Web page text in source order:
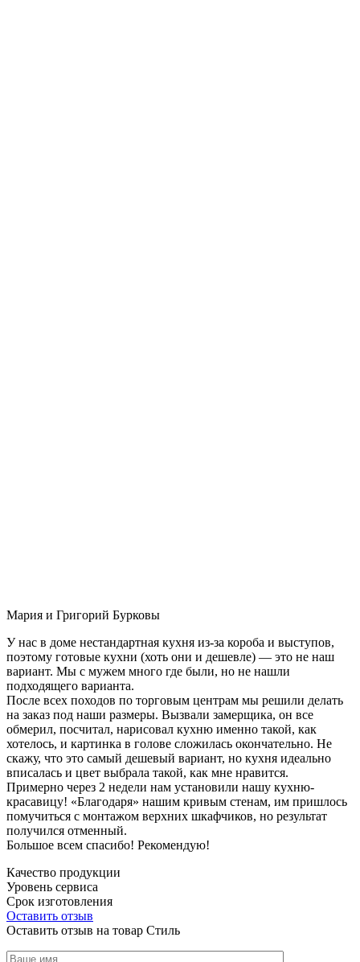
Мария и Григорий Бурковы
У нас в доме нестандартная кухня из-за короба и выступов,
поэтому готовые кухни (хоть они и дешевле) — это не наш
вариант. Мы с мужем много где были, но не нашли
подходящего варианта.
После всех походов по торговым центрам мы решили делать
на заказ под наши размеры. Вызвали замерщика, он все
обмерил, посчитал, нарисовал кухню именно такой, как
хотелось, и картинка в голове сложилась окончательно. Не
скажу, что это самый дешевый вариант, но кухня идеально
вписалась и цвет выбрала такой, как мне нравится.
Примерно через 2 недели нам установили нашу кухню-
красавицу! «Благодаря» нашим кривым стенам, им пришлось
помучиться с монтажом верхних шкафчиков, но результат
получился отменный.
Большое всем спасибо! Рекомендую!
Качество продукции
Уровень сервиса
Срок изготовления
Оставить отзыв
Оставить отзыв на товар Стиль